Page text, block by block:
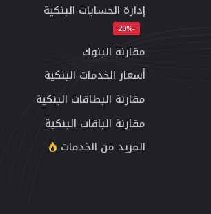
إدارة الحسابات البنكية
-20%
مقارنة البنوك
أسعار الخدمات البنكية
مقارنة البطاقات البنكية
مقارنة الباقات البنكية
المزيد من الخدمات